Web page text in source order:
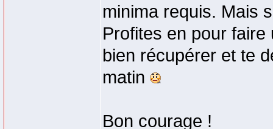
minima requis. Mais
Profites en pour
bien récupérer et te
matin
Bon courage !